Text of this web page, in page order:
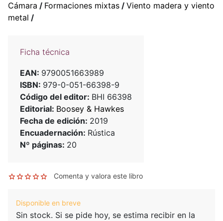
Cámara / Formaciones mixtas / Viento madera y viento
metal /
Ficha técnica
EAN: 9790051663989
ISBN: 979-0-051-66398-9
Código del editor: BHI 66398
Editorial: Boosey & Hawkes
Fecha de edición: 2019
Encuadernación: Rústica
Nº páginas: 20
Comenta y valora este libro
Disponible en breve
Sin stock. Si se pide hoy, se estima recibir en la